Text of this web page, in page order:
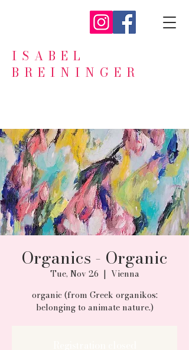
ISABEL
BREININGER
Organics - Organic
Tue, Nov 26
  |
Vienna
organic (from Greek organikos:
belonging to animate nature.)